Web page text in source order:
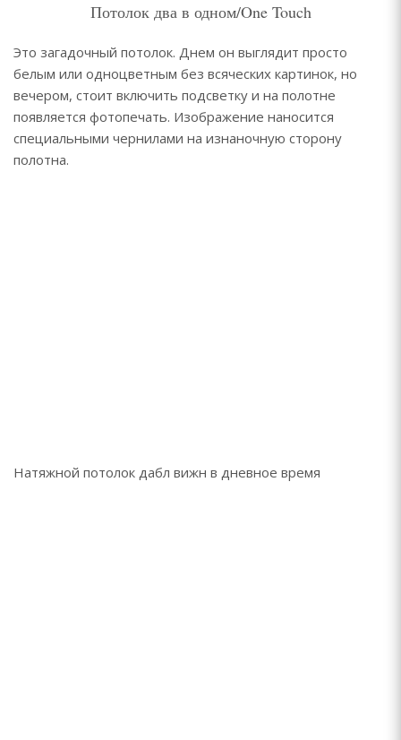
Потолок два в одном/One Touch
Это загадочный потолок. Днем он выглядит просто
белым или одноцветным без всяческих картинок, но
вечером, стоит включить подсветку и на полотне
появляется фотопечать. Изображение наносится
специальными чернилами на изнаночную сторону
полотна.
Натяжной потолок дабл вижн в дневное время